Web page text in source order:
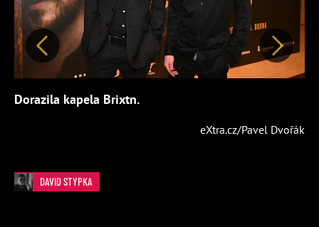
Předchozí Další
Dorazila kapela Brixtn.
eXtra.cz/Pavel Dvořák
DAVID STYPKA